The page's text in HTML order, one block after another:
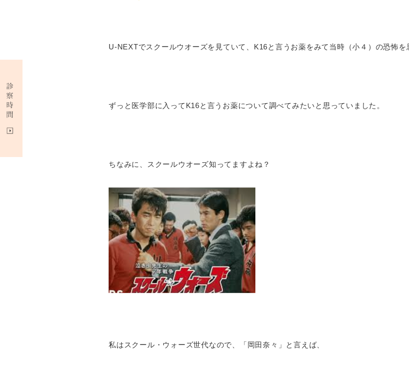
U-NEXTでスクールウオーズを見ていて、K16と言うお薬をみて当時（小４）の恐怖を
ずっと医学部に入ってK16と言うお薬について調べてみたいと思っていました。
ちなみに、スクールウオーズ知ってますよね？
私はスクール・ウォーズ世代なので、「岡田奈々」と言えば、